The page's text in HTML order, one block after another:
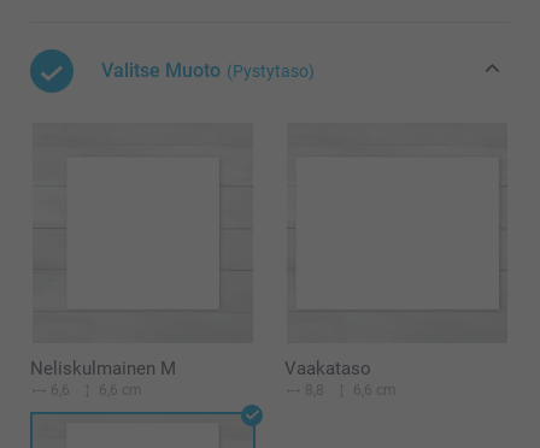
Valitse Muoto (Pystytaso)
Neliskulmainen M
6,6 6,6 cm
Vaakataso
8,8 6,6 cm